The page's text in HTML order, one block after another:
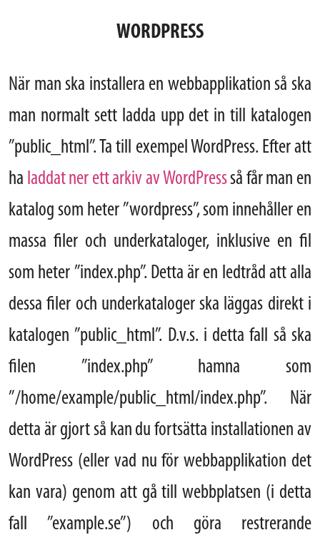
WORDPRESS
När man ska installera en webbapplikation så ska
man normalt sett ladda upp det in till katalogen
”public_html”. Ta till exempel WordPress. Efter att
ha laddat ner ett arkiv av WordPressså får man en
katalog som heter ”wordpress”, som innehåller en
massa filer och underkataloger, inklusive en fil
som heter ”index.php”. Detta är en ledtråd att alla
dessa filer och underkataloger ska läggas direkt i
katalogen ”public_html”. D.v.s. i detta fall så ska
filen ”index.php” hamna som
”/home/example/public_html/index.php”. När
detta är gjort så kan du fortsätta installationen av
WordPress (eller vad nu för webbapplikation det
kan vara) genom att gå till webbplatsen (i detta
fall ”example.se”) och göra restrerande